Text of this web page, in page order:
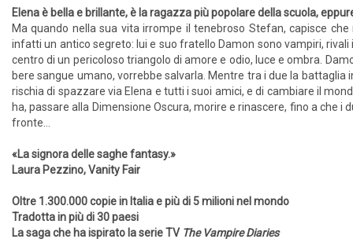
Elena è bella e brillante, è la ragazza più popolare della scuola,
Ma quando nella sua vita irrompe il tenebroso Stefan, capisce
infatti un antico segreto: lui e suo fratello Damon sono vampiri,
centro di un pericoloso triangolo di amore e odio, luce e ombra.
bere sangue umano, vorrebbe salvarla. Mentre tra i due la battaglia
rischia di spazzare via Elena e tutti i suoi amici, e di cambiare il
ha, passare alla Dimensione Oscura, morire e rinascere, fino a che
fronte…
«La signora delle saghe fantasy.»
Laura Pezzino, Vanity Fair
Oltre 1.300.000 copie in Italia e più di 5 milioni nel mondo
Tradotta in più di 30 paesi
La saga che ha ispirato la serie TV The Vampire Diaries